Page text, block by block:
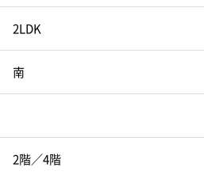
2LDK
南
2階／4階